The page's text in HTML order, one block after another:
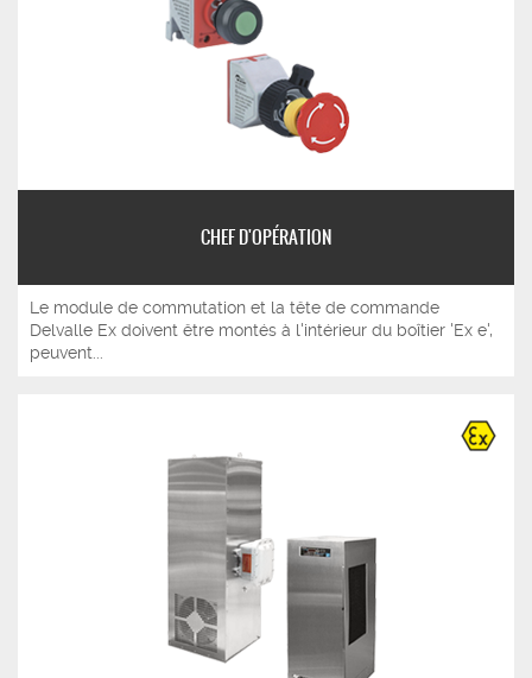
CHEF D'OPÉRATION
Le module de commutation et la tête de commande
Delvalle Ex doivent être montés à l'intérieur du boîtier 'Ex e',
peuvent...